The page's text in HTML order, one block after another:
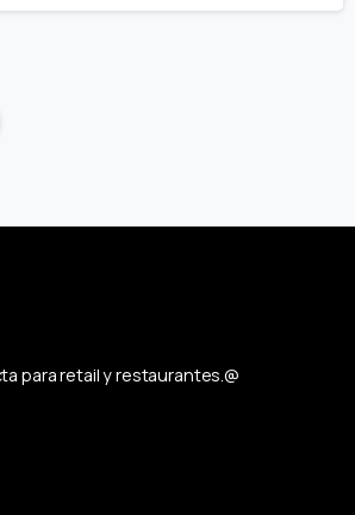
para retail y restaurantes.@